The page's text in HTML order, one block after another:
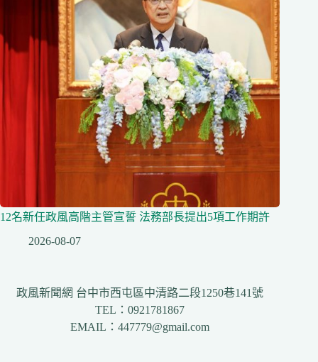
12名新任政風高階主管宣誓 法務部長提出5項工作期許
2026-08-07
政風新聞網 台中市西屯區中清路二段1250巷141號
TEL：0921781867
EMAIL：447779@gmail.com